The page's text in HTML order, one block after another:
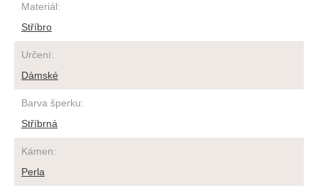
Materiál:
Stříbro
Určení:
Dámské
Barva šperku:
Stříbrná
Kámen:
Perla